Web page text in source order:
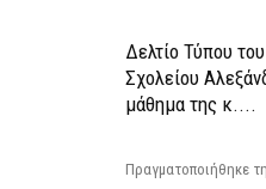
Δελτίο Τύπου
Σχολείου
μάθημα της κ....
Πραγματοποιήθηκε